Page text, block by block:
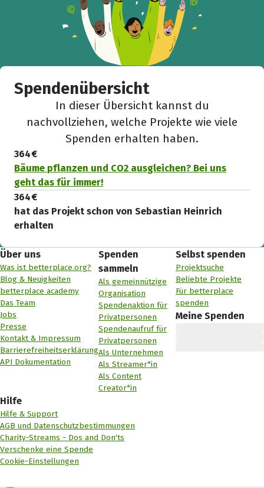
Spendenübersicht
In dieser Übersicht kannst du
nachvollziehen, welche Projekte wie viele
Spenden erhalten haben.
364 €
Bäume pflanzen und CO2 ausgleichen? Bei uns
geht das für immer!
364 €
hat das Projekt schon von Sebastian Heinrich
erhalten
Über uns
Was ist betterplace.org?
Blog & Neuigkeiten
betterplace academy
Das Team
Jobs
Presse
Kontakt & Impressum
Barrierefreiheitserklärung
API Dokumentation
Spenden
sammeln
Als gemeinnützige
Organisation
Spendenaktion für
Privatpersonen
Spendenaufruf für
Privatpersonen
Als Unternehmen
Als Streamer*in
Als Content
Creator*in
Selbst spenden
Projektsuche
Beliebte Projekte
Für betterplace
spenden
Meine Spenden
Hilfe
Hilfe & Support
AGB und Datenschutzbestimmungen
Charity-Streams - Dos and Don'ts
Verschenke eine Spende
Cookie-Einstellungen